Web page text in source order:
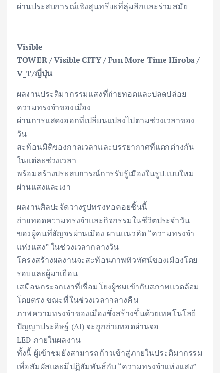
ผ่านประสบการณ์เชิงสุนทรียะที่ลุ่มลึกและร่วมสมัย
Visible
TOWER/Visible CITY / Fun More Time Hiroba /
V_T/ญี่ปุ่น
ผลงานประติมากรรมแสงที่ถ่ายทอดและปลดปล่อย
ความทรงจำของเมือง
ผ่านการแสดงออกที่เปลี่ยนแปลงไปตามช่วงเวลาของ
วัน
สะท้อนมิติของกาลเวลาและบรรยากาศที่แตกต่างกัน
ในแต่ละช่วงเวลา
พร้อมสร้างประสบการณ์การรับรู้เมืองในรูปแบบใหม่
ผ่านแสงและเงา
ผลงานศิลปะจัดวางรูปทรงหอคอยชิ้นนี้
ถ่ายทอดความทรงจำและกิจกรรมในชีวิตประจำวัน
ของผู้คนที่สัญจรผ่านเมือง ผ่านแนวคิด “ความทรงจำ
แห่งแสง” ในช่วงเวลากลางวัน
โครงสร้างผลงานจะสะท้อนภาพทิวทัศน์ของเมืองโดย
รอบและผู้มาเยือน
เสมือนกระจกเงาที่เชื่อมโยงผู้ชมเข้ากับสภาพแวดล้อม
โดยตรง ขณะที่ในช่วงเวลากลางคืน
ภาพความทรงจำของเมืองซึ่งสร้างขึ้นด้วยเทคโนโลยี
ปัญญาประดิษฐ์ (AI) จะถูกถ่ายทอดผ่านจอ
LED ภายในผลงาน
ทั้งนี้ ผู้เข้าชมยังสามารถก้าวเข้าสู่ภายในประติมากรรม
เพื่อสัมผัสและมีปฏิสัมพันธ์กับ “ความทรงจำแห่งแสง”